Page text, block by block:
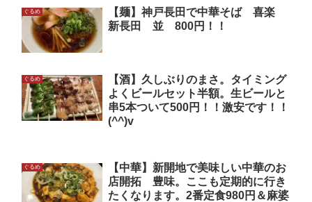
ぐるめ
【麺】神戸長田で中華そば 喜楽
新長田 並 800円！！
ぐるめ
【酒】久しぶりのまさ。タイミング
よくビールセット半額。生ビールと
串5本ついて500円！！激安です！！
(^^)v
ぐるめ
【中華】新開地で美味しい中華のお
店開拓 豊味。ここも定期的に行き
たくなります。2番定食980円＆麻婆